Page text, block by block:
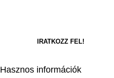
Hasznos információk